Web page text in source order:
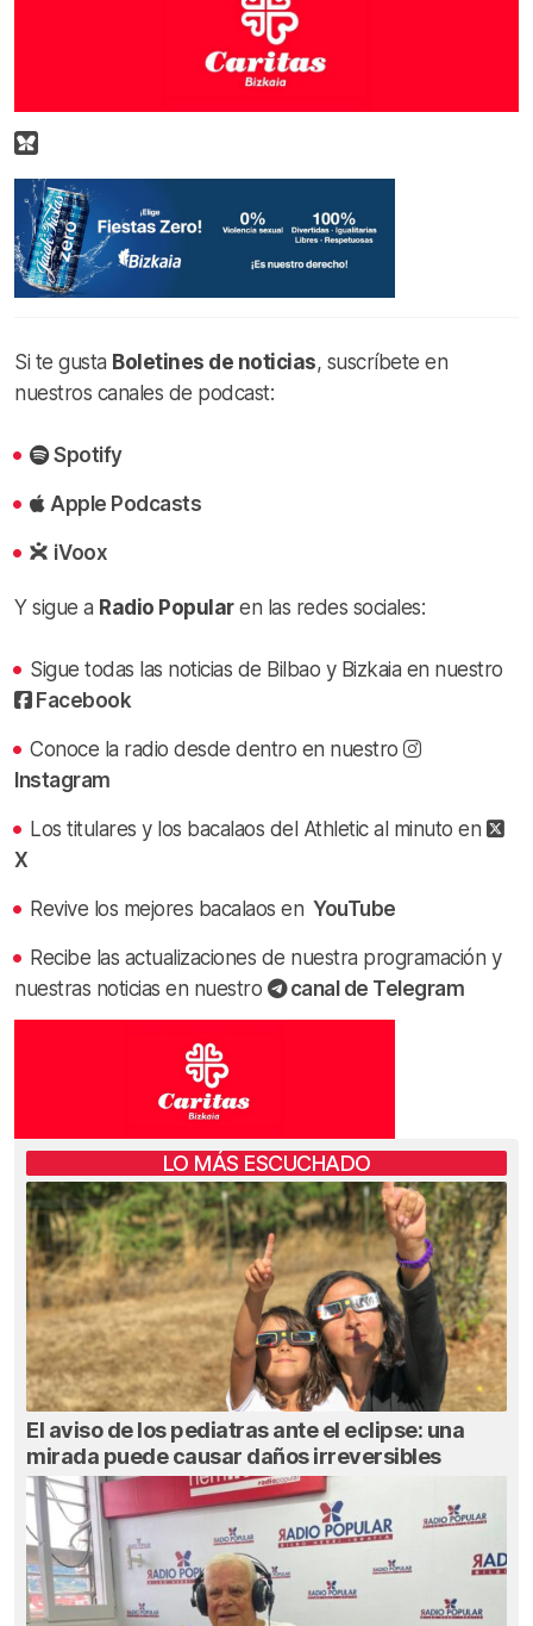
Si te gusta Boletines de noticias, suscríbete en
nuestros canales de podcast:
Spotify
Apple Podcasts
iVoox
Y sigue a Radio Popularen las redes sociales:
Sigue todas las noticias de Bilbao y Bizkaia en nuestro
Facebook
Conoce la radio desde dentro en nuestro
Instagram
Los titulares y los bacalaos del Athletic al minuto en
X
Revive los mejores bacalaos en YouTube
Recibe las actualizaciones de nuestra programación y
nuestras noticias en nuestro
canal de Telegram
LO MÁS ESCUCHADO
El aviso de los pediatras ante el eclipse: una
mirada puede causar daños irreversibles